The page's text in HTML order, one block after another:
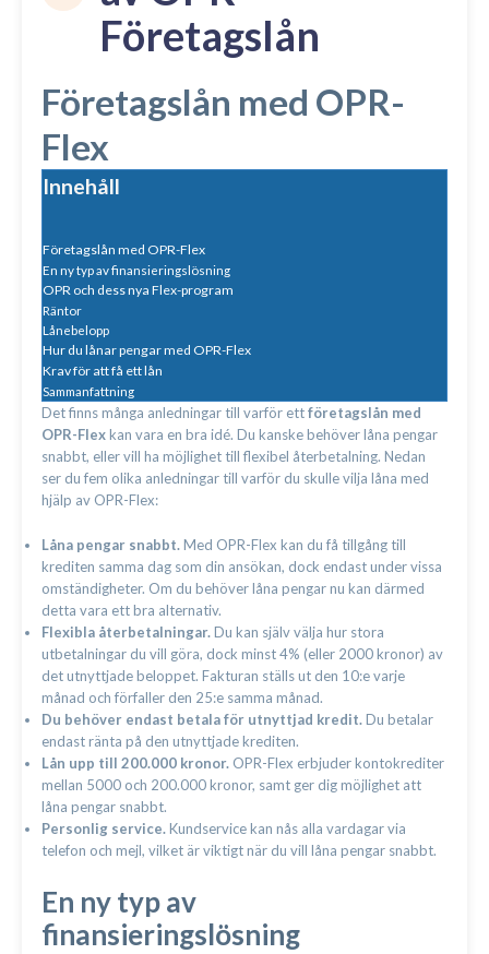
Företagslån
Företagslån med OPR-
Flex
Innehåll
Företagslån med OPR-Flex
En ny typ av finansieringslösning
OPR och dess nya Flex-program
Räntor
Lånebelopp
Hur du lånar pengar med OPR-Flex
Krav för att få ett lån
Sammanfattning
Det finns många anledningar till varför ettföretagslån med
OPR-Flexkan vara en bra idé. Du kanske behöver låna pengar
snabbt, eller vill ha möjlighet till flexibel återbetalning. Nedan
ser du fem olika anledningar till varför du skulle vilja låna med
hjälp av OPR-Flex:
Låna pengar snabbt.Med OPR-Flex kan du få tillgång till
krediten samma dag som din ansökan, dock endast under vissa
omständigheter. Om du behöver låna pengar nu kan därmed
detta vara ett bra alternativ.
Flexibla återbetalningar.Du kan själv välja hur stora
utbetalningar du vill göra, dock minst 4% (eller 2000 kronor) av
det utnyttjade beloppet. Fakturan ställs ut den 10:e varje
månad och förfaller den 25:e samma månad.
Du behöver endast betala för utnyttjad kredit.Du betalar
endast ränta på den utnyttjade krediten.
Lån upp till 200.000 kronor. OPR-Flex erbjuder kontokrediter
mellan 5000 och 200.000 kronor, samt ger dig möjlighet att
låna pengar snabbt.
Personlig service.Kundservice kan nås alla vardagar via
telefon och mejl, vilket är viktigt när du vill låna pengar snabbt.
En ny typ av
finansieringslösning